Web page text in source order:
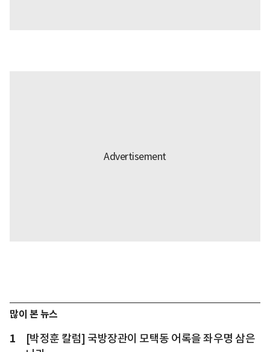
많이 본 뉴스
1
[박정훈 칼럼] 국방장관이 모택동 어록을 좌우명 삼은